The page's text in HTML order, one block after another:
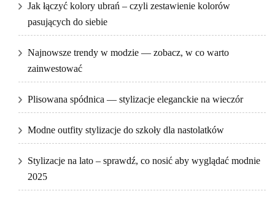
Jak łączyć kolory ubrań – czyli zestawienie kolorów
pasujących do siebie
Najnowsze trendy w modzie — zobacz, w co warto
zainwestować
Plisowana spódnica — stylizacje eleganckie na wieczór
Modne outfity stylizacje do szkoły dla nastolatków
Stylizacje na lato – sprawdź, co nosić aby wyglądać modnie
2025